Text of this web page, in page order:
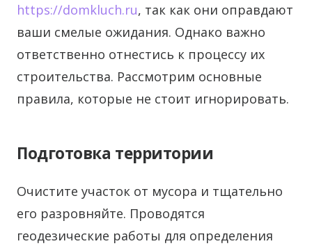
https://domkluch.ru, так как они оправдают
ваши смелые ожидания. Однако важно
ответственно отнестись к процессу их
строительства. Рассмотрим основные
правила, которые не стоит игнорировать.
Подготовка территории
Очистите участок от мусора и тщательно
его разровняйте. Проводятся
геодезические работы для определения